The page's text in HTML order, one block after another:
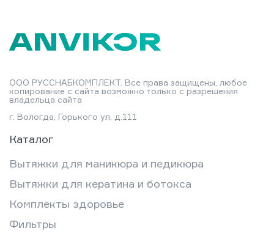
ООО РУССНАБКОМПЛЕКТ. Все права защищены, любое
копирование с сайта возможно только с разрешения
владельца сайта
г. Вологда, Горького ул, д.111
Каталог
Вытяжки для маникюра и педикюра
Вытяжки для кератина и ботокса
Комплекты здоровье
Фильтры